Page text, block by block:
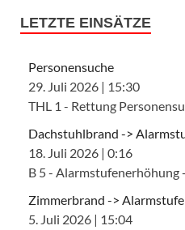
LETZTE EINSÄTZE
Personensuche
29. Juli 2026 | 15:30
THL 1 - Rettung
Dachstuhlbrand ->
18. Juli 2026 | 0:16
B 5 - Alarmstufenerhöhung
Zimmerbrand ->
5. Juli 2026 | 15:04